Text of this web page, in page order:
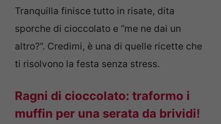
Tranquilla finisce tutto in risate, dita
sporche di cioccolato e “me ne dai un
altro?”. Credimi, è una di quelle ricette che
ti risolvono la festa senza stress.
Ragni di cioccolato: traformo i
muffin per una serata da brividi!